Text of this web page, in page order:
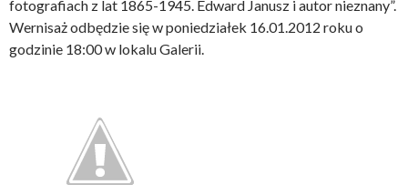
fotografiach z lat 1865-1945. Edward Janusz i autor nieznany”.
Wernisaż odbędzie się w poniedziałek 16.01.2012 roku o
godzinie 18:00 w lokalu Galerii.